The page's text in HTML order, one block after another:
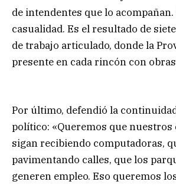
de intendentes que lo acompañan.
casualidad. Es el resultado de
de trabajo articulado, donde la
presente en cada rincón con
Por último, defendió la
político: «Queremos que nuestros
sigan recibiendo computadoras,
pavimentando calles, que los
generen empleo. Eso queremos